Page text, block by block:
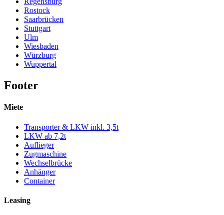
Rostock
Saarbrücken
Stuttgart
Ulm
Wiesbaden
Würzburg
Wuppertal
Footer
Miete
Transporter & LKW inkl. 3,5t
LKW ab 7,2t
Auflieger
Zugmaschine
Wechselbrücke
Anhänger
Container
Leasing